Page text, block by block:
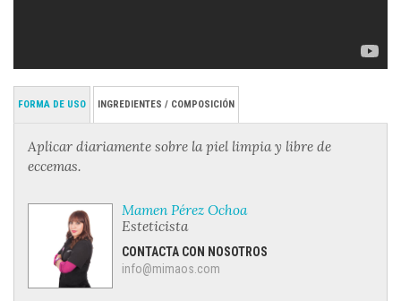
FORMA DE USO INGREDIENTES / COMPOSICIÓN
Aplicar diariamente sobre la piel limpia y libre de
eccemas.
Mamen Pérez Ochoa
Esteticista
CONTACTA CON NOSOTROS
info@mimaos.com